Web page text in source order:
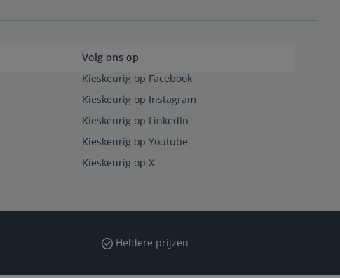
Volg ons op
Kieskeurig op Facebook
Kieskeurig op Instagram
Kieskeurig op LinkedIn
Kieskeurig op Youtube
Kieskeurig op X
Heldere prijzen